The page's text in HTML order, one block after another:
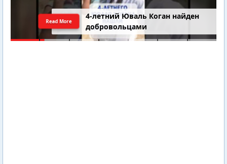
4-летний Юваль Коган найден
добровольцами
Read More